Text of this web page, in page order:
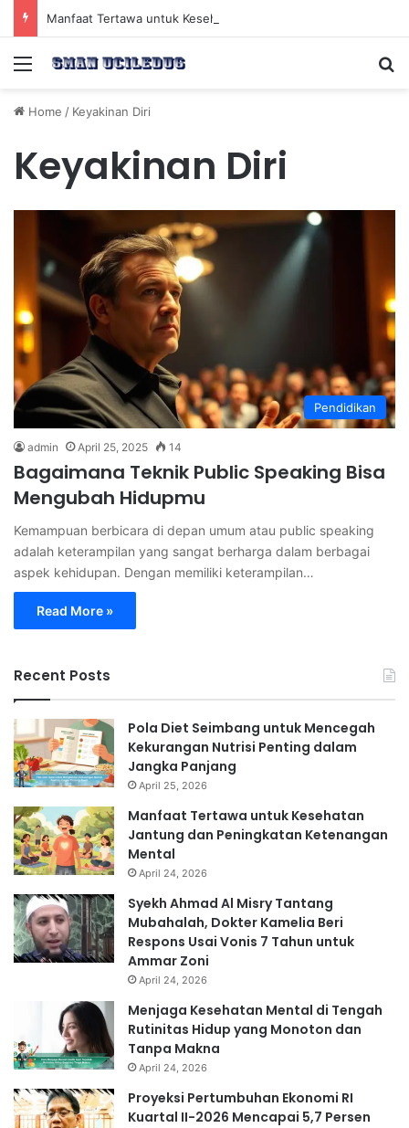
Menu
Home / Keyakinan Diri
Keyakinan Diri
Pendidikan
admin April 25, 2025 14
Bagaimana Teknik Public Speaking Bisa
Mengubah Hidupmu
Kemampuan berbicara di depan umum atau public speaking
adalah keterampilan yang sangat berharga dalam berbagai
aspek kehidupan. Dengan memiliki keterampilan…
Read More »
Recent Posts
Pola Diet Seimbang untuk Mencegah
Kekurangan Nutrisi Penting dalam
Jangka Panjang
April 25, 2026
Manfaat Tertawa untuk Kesehatan
Jantung dan Peningkatan Ketenangan
Mental
April 24, 2026
Syekh Ahmad Al Misry Tantang
Mubahalah, Dokter Kamelia Beri
Respons Usai Vonis 7 Tahun untuk
Ammar Zoni
April 24, 2026
Menjaga Kesehatan Mental di Tengah
Rutinitas Hidup yang Monoton dan
Tanpa Makna
April 24, 2026
Proyeksi Pertumbuhan Ekonomi RI
Kuartal II-2026 Mencapai 5,7 Persen